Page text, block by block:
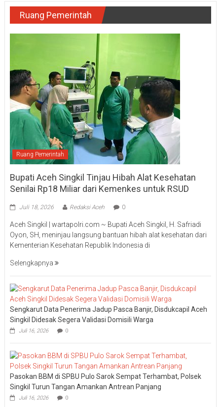
Ruang Pemerintah
Ruang Pemerintah
Bupati Aceh Singkil Tinjau Hibah Alat Kesehatan
Senilai Rp18 Miliar dari Kemenkes untuk RSUD
Juli 18, 2026 Redaksi Aceh 0
Aceh Singkil | wartapolri.com ~ Bupati Aceh Singkil, H. Safriadi
Oyon, SH, meninjau langsung bantuan hibah alat kesehatan dari
Kementerian Kesehatan Republik Indonesia di
Selengkapnya
Sengkarut Data Penerima Jadup Pasca Banjir, Disdukcapil Aceh
Singkil Didesak Segera Validasi Domisili Warga
Juli 16, 2026 0
Pasokan BBM di SPBU Pulo Sarok Sempat Terhambat, Polsek
Singkil Turun Tangan Amankan Antrean Panjang
Juli 16, 2026 0